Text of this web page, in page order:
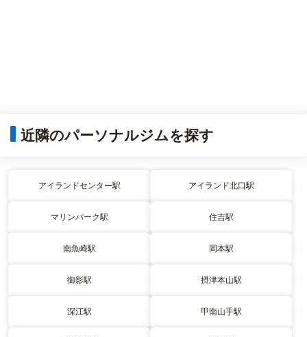
近隣のパーソナルジムを探す
アイランドセンター駅 アイランド北口駅
マリンパーク駅 住吉駅
南魚崎駅 岡本駅
御影駅 摂津本山駅
深江駅 甲南山手駅